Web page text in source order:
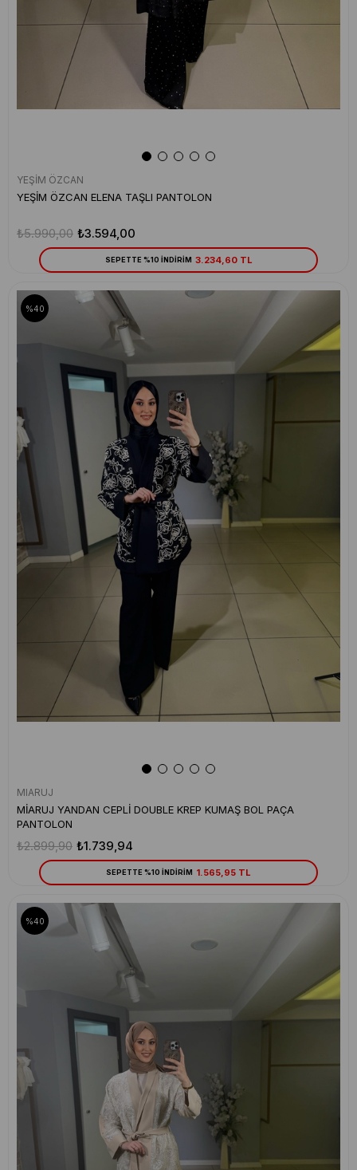
YEŞİM ÖZCAN
YEŞİM ÖZCAN ELENA TAŞLI PANTOLON
₺3.594,00
₺5.990,00
SEPETTE %10 İNDİRİM 3.234,60 TL
MIARUJ
MİARUJ YANDAN CEPLİ DOUBLE KREP KUMAŞ BOL PAÇA
PANTOLON
₺1.739,94
₺2.899,90
%40
SEPETTE %10 İNDİRİM 1.565,95 TL
%40